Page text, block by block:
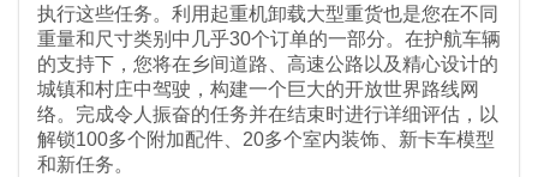
执行这些任务。利用起重机卸载大型重货也是您在不同
重量和尺寸类别中几乎30个订单的一部分。在护航车辆
的支持下，您将在乡间道路、高速公路以及精心设计的
城镇和村庄中驾驶，构建一个巨大的开放世界路线网
络。完成令人振奋的任务并在结束时进行详细评估，以
解锁100多个附加配件、20多个室内装饰、新卡车模型
和新任务。